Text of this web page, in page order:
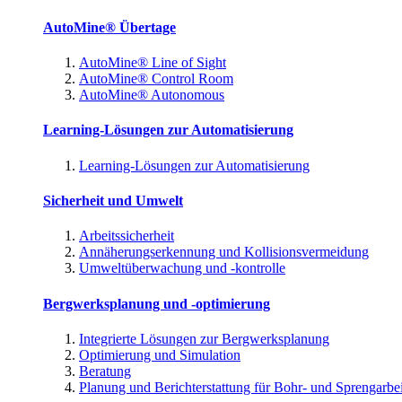
AutoMine® Übertage
AutoMine® Line of Sight
AutoMine® Control Room
AutoMine® Autonomous
Learning-Lösungen zur Automatisierung
Learning-Lösungen zur Automatisierung
Sicherheit und Umwelt
Arbeitssicherheit
Annäherungserkennung und Kollisionsvermeidung
Umweltüberwachung und -kontrolle
Bergwerksplanung und -optimierung
Integrierte Lösungen zur Bergwerksplanung
Optimierung und Simulation
Beratung
Planung und Berichterstattung für Bohr- und